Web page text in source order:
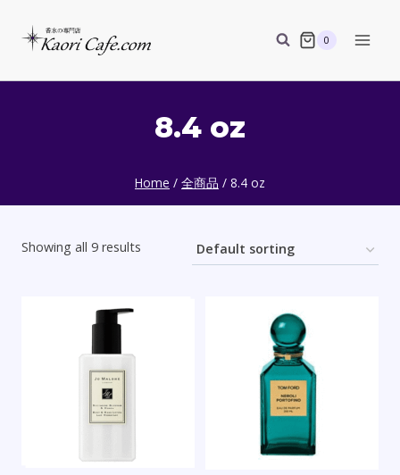
0
8.4 oz
Home / 全商品 / 8.4 oz
Showing all 9 results